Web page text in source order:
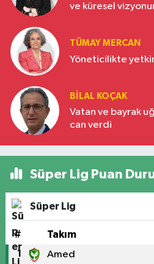
ve küresel
TÜMAY MERCAN
Yöneticilikte
BILAL KOÇAK
Vatan ve bayrak
can verdi
Süper Lig Puan
Süper Lig
# Takım
1 Amed